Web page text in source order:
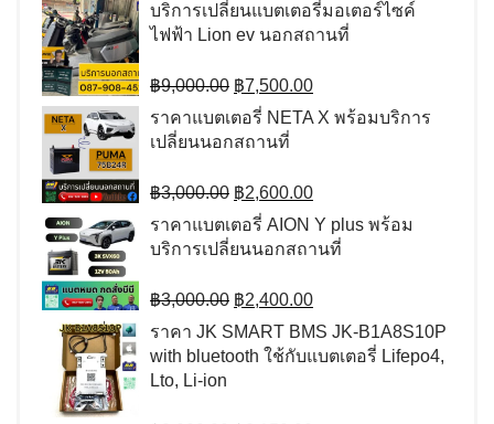
บริการเปลี่ยนแบตเตอรี่มอเตอร์ไซค์
ไฟฟ้า Lion ev นอกสถานที่
฿9,000.00 Original
price
was:
฿9,000.00.
฿7,500.00Current
price
is:
ราคาแบตเตอรี่ NETA X พร้อมบริการ
เปลี่ยนนอกสถานที่
฿3,000.00 Original
price
was:
฿3,000.00.
฿2,600.00Current
price
is:
฿2,600.00.
ราคาแบตเตอรี่ AION Y plus พร้อม
บริการเปลี่ยนนอกสถานที่
฿3,000.00 Original
price
was:
฿3,000.00.
฿2,400.00Current
price
is:
฿2,400.00.
ราคา JK SMART BMS JK-B1A8S10P
with bluetooth ใช้กับแบตเตอรี่ Lifepo4,
Lto, Li-ion